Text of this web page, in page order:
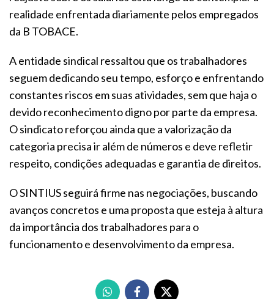
realidade enfrentada diariamente pelos empregados
da B TOBACE.
A entidade sindical ressaltou que os trabalhadores
seguem dedicando seu tempo, esforço e enfrentando
constantes riscos em suas atividades, sem que haja o
devido reconhecimento digno por parte da empresa.
O sindicato reforçou ainda que a valorização da
categoria precisa ir além de números e deve refletir
respeito, condições adequadas e garantia de direitos.
O SINTIUS seguirá firme nas negociações, buscando
avanços concretos e uma proposta que esteja à altura
da importância dos trabalhadores para o
funcionamento e desenvolvimento da empresa.